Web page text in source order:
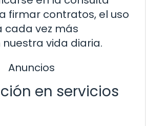
firmar contratos, el uso
cada vez más
vida diaria.
Anuncios
en servicios